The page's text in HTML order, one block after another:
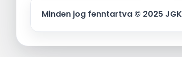
Minden jog fenntartva © 2025 JGK